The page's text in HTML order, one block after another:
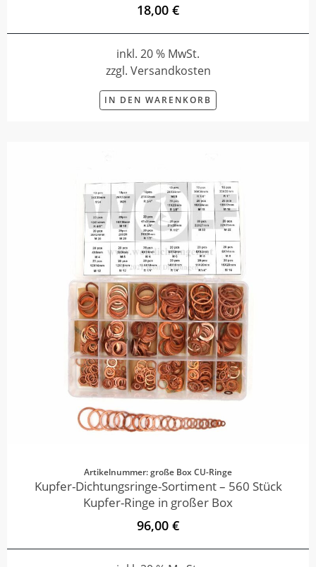
18,00 €
inkl. 20 % MwSt.
zzgl. Versandkosten
IN DEN WARENKORB
Artikelnummer: große Box CU-Ringe
Kupfer-Dichtungsringe-Sortiment – 560 Stück
Kupfer-Ringe in großer Box
96,00 €